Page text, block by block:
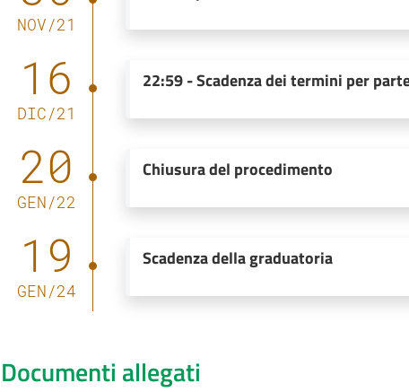
NOV/21
16
DIC/21
22:59-Scadenza dei termini per
20
GEN/22
Chiusura del procedimento
19
GEN/24
Scadenza della graduatoria
Documenti allegati